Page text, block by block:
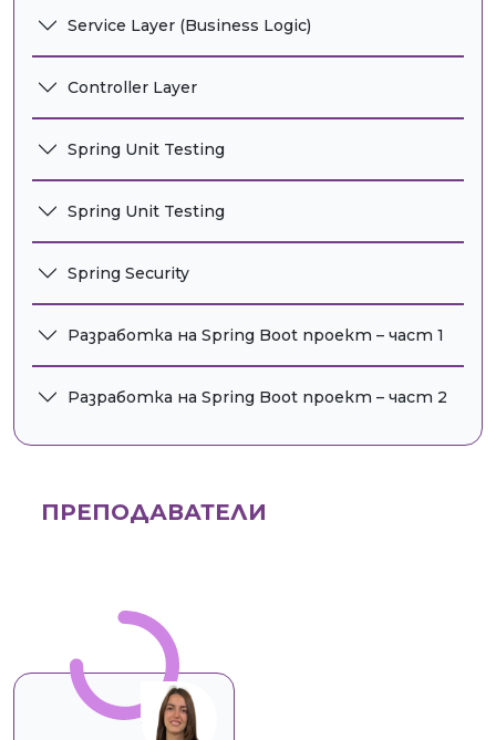
Service Layer (Business Logic)
Controller Layer
Spring Unit Testing
Spring Unit Testing
Spring Security
Разработка на Spring Boot проект – част 1
Разработка на Spring Boot проект – част 2
ПРЕПОДАВАТЕЛИ
АВ